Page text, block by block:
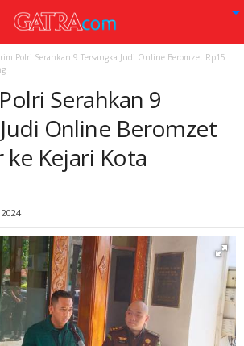
Polri Serahkan 9 Tersangka Judi Online Beromzet Rp15
Serahkan 9
Online Beromzet
ke Kejari Kota